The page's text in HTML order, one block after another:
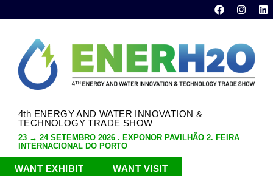
4th ENERGY AND WATER INNOVATION &
TECHNOLOGY TRADE SHOW
23 → 24 SETEMBRO 2026 . EXPONOR PAVILHÃO 2. FEIRA
INTERNACIONAL DO PORTO
WANT EXHIBIT
WANT VISIT